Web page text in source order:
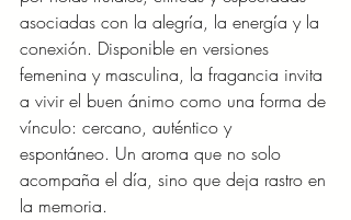
asociadas con la alegría, la energía y la
conexión. Disponible en versiones
femenina y masculina, la fragancia invita
a vivir el buen ánimo como una forma de
vínculo: cercano, auténtico y
espontáneo. Un aroma que no solo
acompaña el día, sino que deja rastro en
la memoria.